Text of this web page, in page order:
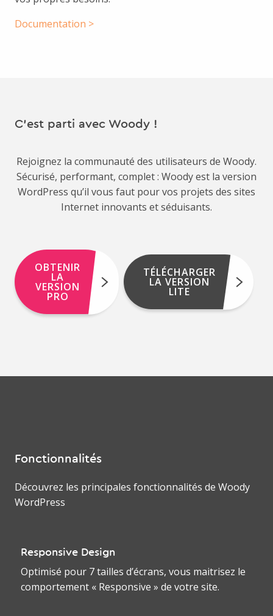
Documentation >
C'est parti avec Woody !
Rejoignez la communauté des utilisateurs de Woody.
Sécurisé, performant, complet : Woody est la version
WordPress qu’il vous faut pour vos projets des sites
Internet innovants et séduisants.
OBTENIR
LA
VERSION
PRO
TÉLÉCHARGER
LA VERSION
LITE
Fonctionnalités
Découvrez les principales fonctionnalités de Woody
WordPress
Responsive Design
Optimisé pour 7 tailles d’écrans, vous maitrisez le
comportement « Responsive » de votre site.